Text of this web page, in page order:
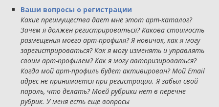
Ваши вопросы о регистрации
Какие преимущества дает мне этот арт-каталог?
Зачем я должен регистрироваться? Какова стоимость
размещения моего арт-профиля? Я новичок, как я могу
зарегистрироваться? Как я могу изменять и управлять
своим арт-профилем? Как я могу авторизироваться?
Когда мой арт-профиль будет активирован? Мой Email
адрес не принимается при регистрации. Я забыл свой
пароль, что делать? Моей рубрики нет в перечне
рубрик. У меня есть еще вопросы